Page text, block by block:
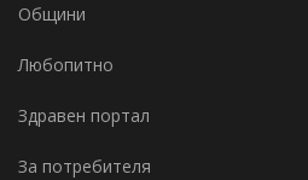
Общини
Любопитно
Здравен портал
За потребителя